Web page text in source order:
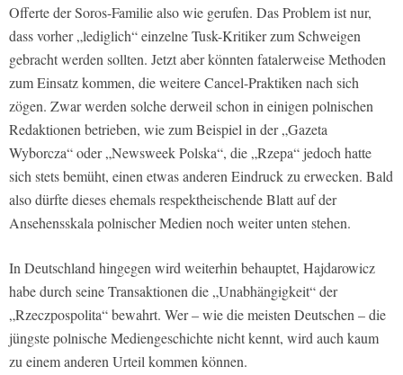
Offerte der Soros-Familie also wie gerufen. Das Problem ist nur,
dass vorher „lediglich“ einzelne Tusk-Kritiker zum Schweigen
gebracht werden sollten. Jetzt aber könnten fatalerweise Methoden
zum Einsatz kommen, die weitere Cancel-Praktiken nach sich
zögen. Zwar werden solche derweil schon in einigen polnischen
Redaktionen betrieben, wie zum Beispiel in der „Gazeta
Wyborcza“ oder „Newsweek Polska“, die „Rzepa“ jedoch hatte
sich stets bemüht, einen etwas anderen Eindruck zu erwecken. Bald
also dürfte dieses ehemals respektheischende Blatt auf der
Ansehensskala polnischer Medien noch weiter unten stehen.
In Deutschland hingegen wird weiterhin behauptet, Hajdarowicz
habe durch seine Transaktionen die „Unabhängigkeit“ der
„Rzeczpospolita“ bewahrt. Wer – wie die meisten Deutschen – die
jüngste polnische Mediengeschichte nicht kennt, wird auch kaum
zu einem anderen Urteil kommen können.